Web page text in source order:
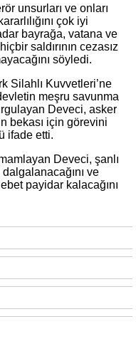
unsurları ve onları
çok iyi
bayrağa, vatana ve
saldırının cezasız
söyledi.
Silahlı Kuvvetleri’ne
meşru savunma
Deveci, asker
bekası için görevini
ifade etti.
Deveci, şanlı
ve
payidar kalacağını